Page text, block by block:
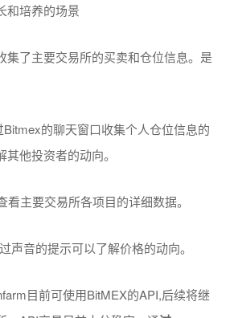
和培养的场景
集了主要交易所的买卖和仓位信息。是
的聊天窗口收集个人仓位信息的
他投资者的动向。
看主要交易所各项目的详细数据。
声音的提示可以了解价格的动向。
目前可使用BitMEX的API,后续将继